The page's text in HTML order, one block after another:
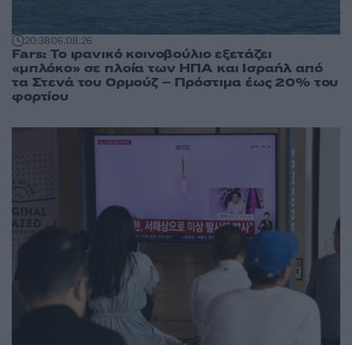
20:3806.08.26
Fars: Το ιρανικό κοινοβούλιο εξετάζει
«μπλόκο» σε πλοία των ΗΠΑ και Ισραήλ από
τα Στενά του Ορμούζ – Πρόστιμα έως 20% του
φορτίου